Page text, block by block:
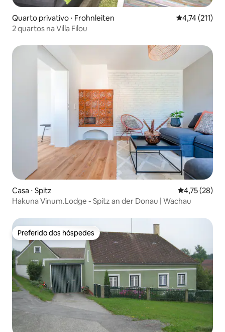
Quarto privativo ⋅ Frohnleiten 4,74 de uma
4,74 (211)
2 quartos na Villa Filou
Casa ⋅ Spitz 4,75 de uma
4,75 (28)
Hakuna Vinum.Lodge - Spitz an der Donau | Wachau
Preferido dos hóspedes
Preferido dos hóspedes